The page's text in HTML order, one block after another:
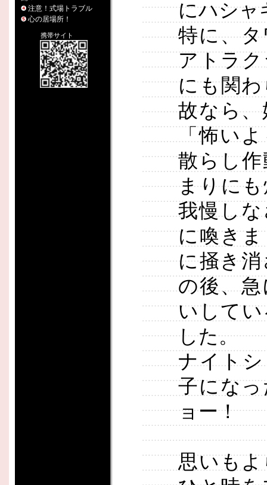
注意！式場トラブル
心の居場所！
携帯サイト
にハシャ
特に、
アトラ
にも関
故なら
「怖い
散らし
まりに
我慢し
に喚き
に掻き
の後、
いして
した。
ナイト
子にな
ョー！
思いも